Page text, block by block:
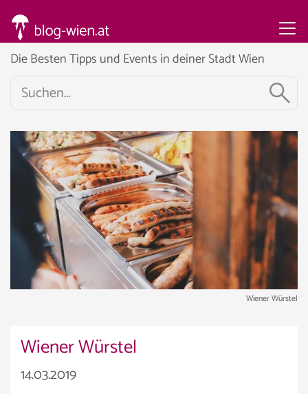
Die Besten Tipps und Events in deiner Stadt Wien
Wiener Würstel
Wiener Würstel
14.03.2019